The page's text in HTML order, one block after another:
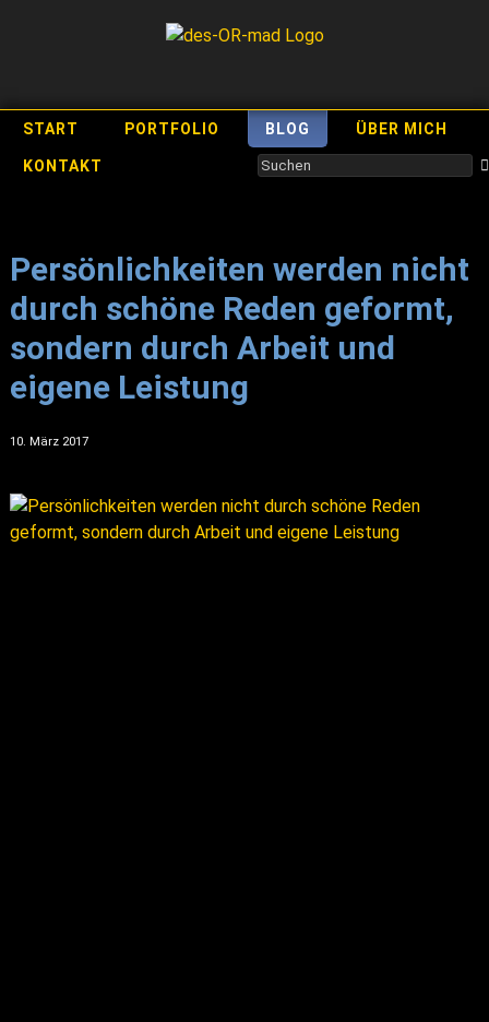
START PORTFOLIO BLOG ÜBER MICH
KONTAKT
Persönlichkeiten werden nicht
durch schöne Reden geformt,
sondern durch Arbeit und
eigene Leistung
10. März 2017